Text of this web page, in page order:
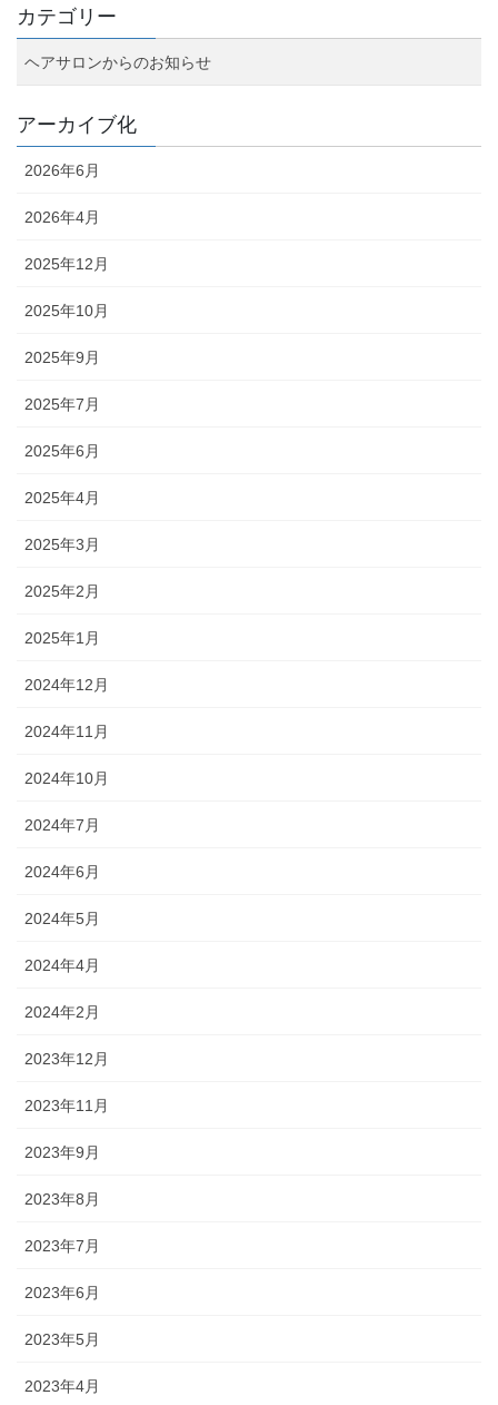
カテゴリー
ヘアサロンからのお知らせ
アーカイブ化
2026年6月
2026年4月
2025年12月
2025年10月
2025年9月
2025年7月
2025年6月
2025年4月
2025年3月
2025年2月
2025年1月
2024年12月
2024年11月
2024年10月
2024年7月
2024年6月
2024年5月
2024年4月
2024年2月
2023年12月
2023年11月
2023年9月
2023年8月
2023年7月
2023年6月
2023年5月
2023年4月